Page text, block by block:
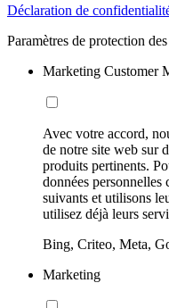
Déclaration de
Paramètres de protection
Marketing Customer
Avec votre accord,
de notre site web sur
produits pertinents.
données personnelles
suivants et utilisons
utilisez déjà leurs
Bing, Criteo, Meta,
Marketing